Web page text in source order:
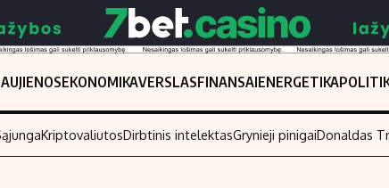
EKONOMIKAVERSLASFINANSAIENERGETIKA
KriptovaliutosDirbtinis intelektasGrynieji pinigaiDonaldas